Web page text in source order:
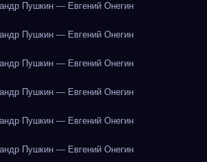
Пушкин — Евгений Онегин
Пушкин — Евгений Онегин
Пушкин — Евгений Онегин
Пушкин — Евгений Онегин
Пушкин — Евгений Онегин
Пушкин — Евгений Онегин